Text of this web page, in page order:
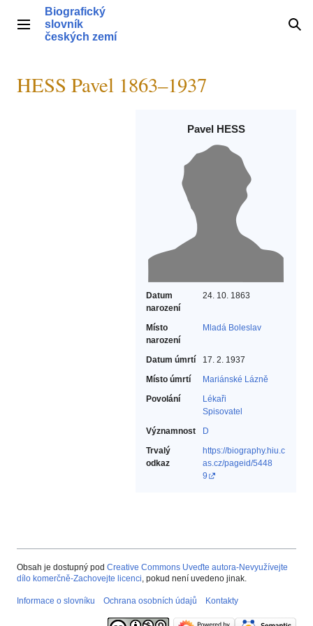
obsahHlavní menu
Biografický
slovník
českých zemí
HESS Pavel 1863–1937
Pavel HESS
Datum
narození
24. 10. 1863
Místo
narození
Mladá Boleslav
Datum úmrtí
17. 2. 1937
Místo úmrtí
Mariánské Lázně
Povolání
Lékaři‎
Spisovatel‎
Významnost
D
Trvalý
odkaz
https://biography.hiu.c
as.cz/pageid/5448
9
Obsah je dostupný pod Creative Commons Uveďte autora-Nevyužívejte
dílo komerčně-Zachovejte licenci, pokud není uvedeno jinak.
Informace o slovníku Ochrana osobních údajů Kontakty